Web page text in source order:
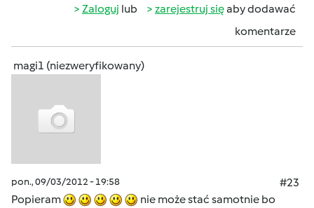
Zaloguj lub zarejestruj sięaby dodawać
komentarze
magi1 (niezweryfikowany)
pon., 09/03/2012 - 19:58
#23
Popieram
nie może stać samotnie bo